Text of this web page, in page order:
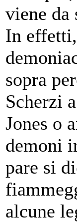
viene da
In
sopra
Scherzi
Jones o
demoni
pare si
alcune